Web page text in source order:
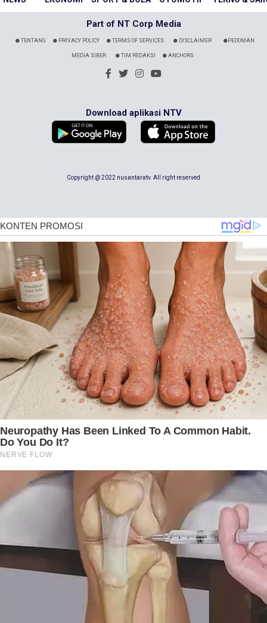
Part of NT Corp Media
TENTANG PRIVACY POLICY TERMS OF SERVICES DISCLAIMER PEDOMAN
MEDIA SIBER TIM REDAKSI ANCHORS
Download aplikasi NTV
Copyright @ 2022 nusantaratv. All right reserved